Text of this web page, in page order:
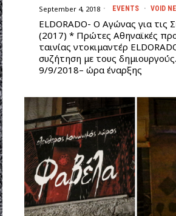
September 4, 2018 EVENTS · VOID
ELDORADO- Ο Αγώνας για τις
(2017) * Πρώτες Αθηναϊκές
ταινίας ντοκιμαντέρ
συζήτηση με τους
9/9/2018– ώρα έναρξης